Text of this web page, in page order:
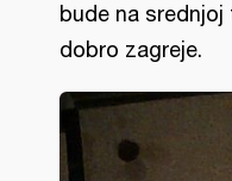
bude na
dobro zagreje.